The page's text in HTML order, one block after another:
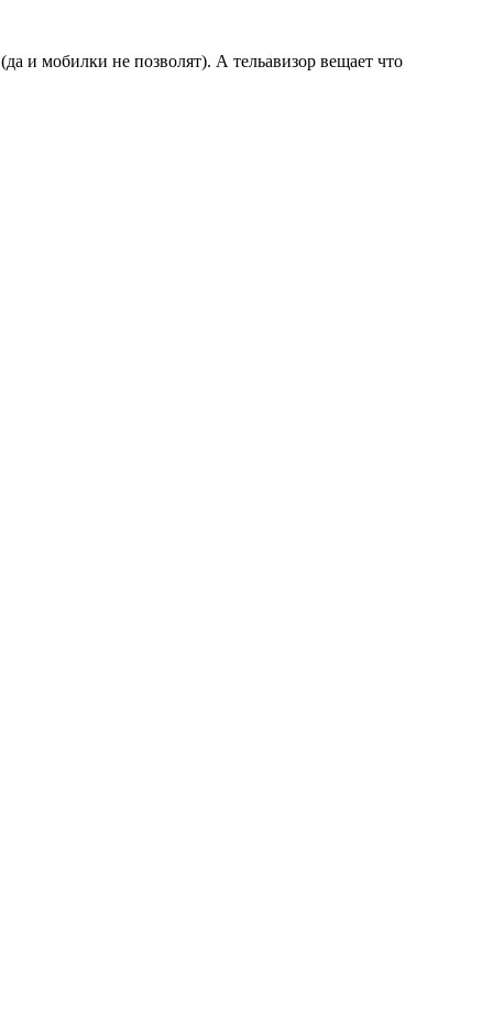
и мобилки не позволят). А тельавизор вещает что